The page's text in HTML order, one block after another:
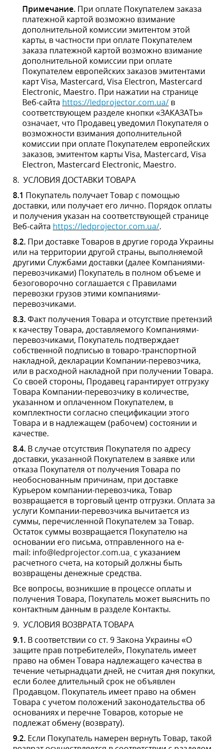
Electronic, Maestro.
УСЛОВИЯ ДОСТАВКИ ТОВАРА
8.1Покупатель получает Товар с помощью доставки,
или получает его лично. Порядок оплаты и получения
указан на соответствующей странице Веб-
сайтаhttps://ledprojector.com.ua/.
8.2.При доставке Товаров в другие города Украины
или на территории другой страны, выполняемой
другими Службами доставки (далее Компаниями-
перевозчиками) Покупатель в полном объеме и
безоговорочно соглашается с Правилами перевозки
грузов этими компаниями-перевозчиками.
8.3.Факт получения Товара и отсутствие претензий к
качеству Товара, доставляемого Компаниями-
собственной подписью в товаро-транспортной
накладной, декларации Компании-перевозчика, или в
расходной накладной при получении Товара. Со своей
стороны, Продавец гарантирует отгрузку Товара
Компании-перевозчику в количестве, указанном и
оплаченном Покупателем, в комплектности согласно
спецификации этого Товара и в надлежащем
(рабочем) состоянии и качестве.
8.4.В случае отсутствия Покупателя по адресу
доставки, указанной Покупателем в заявке или отказа
Покупателя от получения Товара по необоснованным
причинам, при доставке Курьером компании-
перевозчика, Товар возвращается в торговый центр
отгрузки. Оплата за услуги Компании-перевозчика
вычитается из суммы, перечисленной Покупателем за
Товар. Остаток суммы возвращается Покупателю на
основании его письма, отправленного на e-
mail:info@ledprojector.com.uaс указанием расчетного
счета, на который должны быть возвращены
денежные средства.
Все вопросы, возникшие в процессе оплаты и
получения Товара, Покупатель может выяснить по
контактным данным в разделе Контакты.
9. УСЛОВИЯ ВОЗВРАТА ТОВАРА
9.1. В соответствии со ст. 9 Закона Украины «О защите
прав потребителей», Покупатель имеет право на
обмен Товара надлежащего качества в течение
четырнадцати дней, не считая дня покупки, если более
длительный срок не объявлен Продавцом. Покупатель
имеет право на обмен Товара с учетом положений
законодательства об основаниях и перечне Товаров,
которые не подлежат обмену (возврату).
9.2.Если Покупатель намерен вернуть Товар, такой
возврат осуществляется в соответствии с разделом
Сайта «Возврат» с учетом правил и условий
перевозчика или курьера, действуюших на территории
соответствии с местом совершения получения Товара.
9.3.В случае наличия хотя бы одного из
зафиксировать его в составленном акте произвольной
формы. Акт должен быть подписан Покупателем и
лицом, осуществившим доставку Товара или
Продавцом. При возможности недостатки должны
быть зафиксированы средствами фото- или
видеосъемки. В течение 1 (одного) дня Покупатель
обязан сообщить менеджера (представителя
Продавца ответственного за оформление заказа на
Товар) о выявленных недостатках и договориться о
замене Товара, заполнив при этом рекламационную
форму на возврат Товара на
сайтеhttps://ledprojector.com.ua/ .